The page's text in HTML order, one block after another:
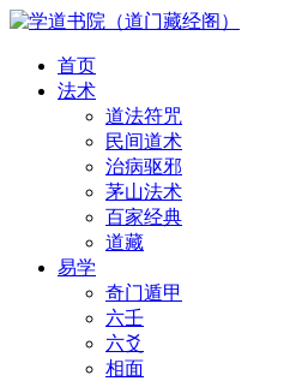
首页
法术
道法符咒
民间道术
治病驱邪
茅山法术
百家经典
道藏
易学
奇门遁甲
六壬
六爻
相面